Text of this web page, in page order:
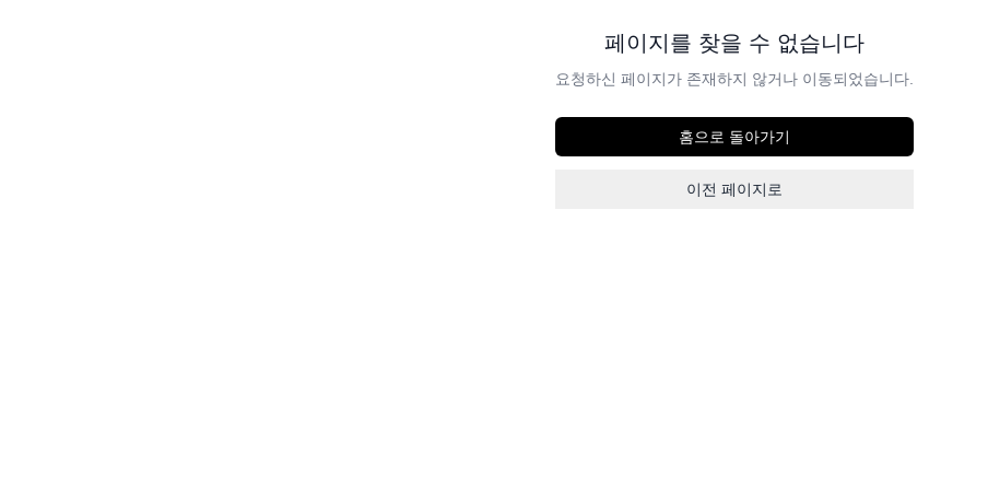
페이지를 찾을 수 없습니다
요청하신 페이지가 존재하지 않거나 이동되었습니다.
홈으로 돌아가기
이전 페이지로